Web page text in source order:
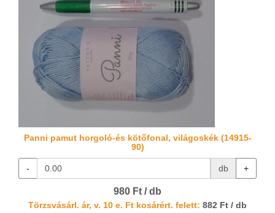
Panni pamut horgoló-és kötőfonal, világoskék (14915-
90)
- db +
980 Ft / db
Törzsvásárl. ár, v. 10 e. Ft kosárért. felett: 882 Ft / db